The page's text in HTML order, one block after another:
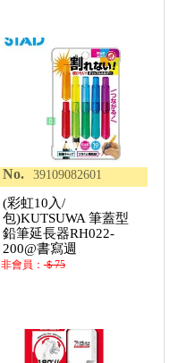
No. 39109082601
(彩虹10入/
包)KUTSUWA 筆蓋型
鉛筆延長器RH022-
200@書寫週
非會員：＄75